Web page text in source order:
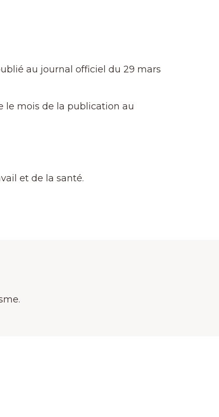
au journal officiel du 29 mars
le mois de la publication au
et de la santé.